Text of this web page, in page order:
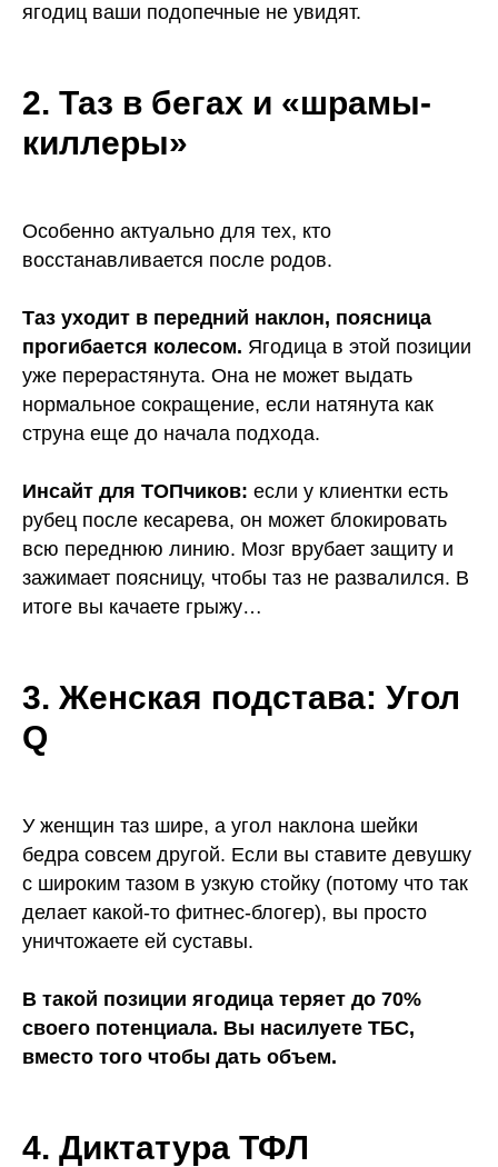
ягодиц ваши подопечные не увидят.
2. Таз в бегах и «шрамы-
киллеры»
Особенно актуально для тех, кто
восстанавливается после родов.
Таз уходит в передний наклон, поясница
прогибается колесом. Ягодица в этой позиции
уже перерастянута. Она не может выдать
нормальное сокращение, если натянута как
струна еще до начала подхода.
Инсайт для ТОПчиков: если у клиентки есть
рубец после кесарева, он может блокировать
всю переднюю линию. Мозг врубает защиту и
зажимает поясницу, чтобы таз не развалился. В
итоге вы качаете грыжу…
3. Женская подстава: Угол
Q
У женщин таз шире, а угол наклона шейки
бедра совсем другой. Если вы ставите девушку
с широким тазом в узкую стойку (потому что так
делает какой-то фитнес-блогер), вы просто
уничтожаете ей суставы.
В такой позиции ягодица теряет до 70%
своего потенциала. Вы насилуете ТБС,
вместо того чтобы дать объем.
4. Диктатура ТФЛ